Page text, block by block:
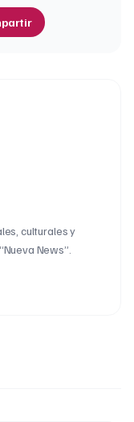
culturales y
News”.